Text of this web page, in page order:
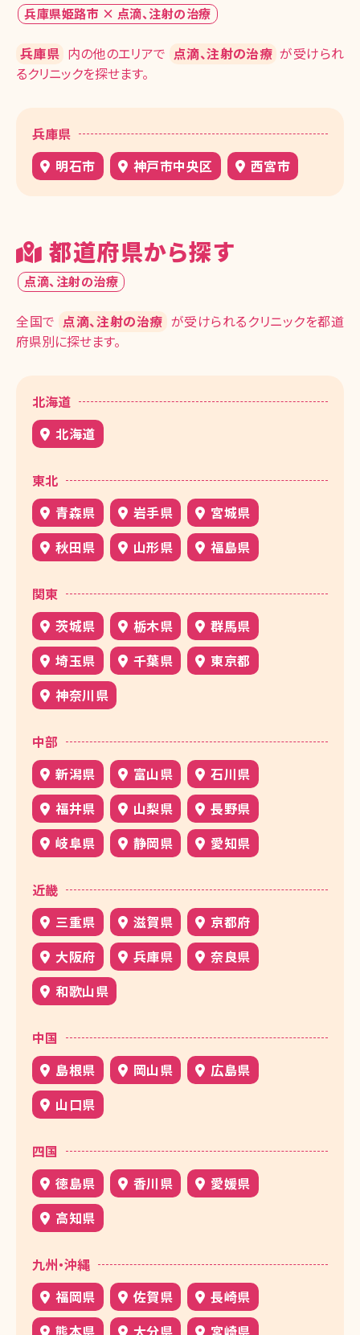
兵庫県姫路市 × 点滴、注射の治療
兵庫県 内の他のエリアで 点滴、注射の治療 が受けられ
るクリニックを探せます。
兵庫県
明石市
神戸市中央区 西宮市
都道府県から探す
点滴、注射の治療
全国で 点滴、注射の治療 が受けられるクリニックを都道
府県別に探せます。
北海道
北海道
東北
青森県
岩手県
宮城県
秋田県
山形県 福島県
関東
茨城県
栃木県
群馬県
埼玉県
千葉県
東京都
神奈川県
中部
新潟県
富山県
石川県
福井県
山梨県
長野県
岐阜県
静岡県 愛知県
近畿
三重県
滋賀県
京都府
大阪府
兵庫県
奈良県
和歌山県
中国
島根県
岡山県
広島県
山口県
四国
徳島県
香川県
愛媛県
高知県
九州・沖縄
福岡県
佐賀県
長崎県
熊本県
大分県 宮崎県